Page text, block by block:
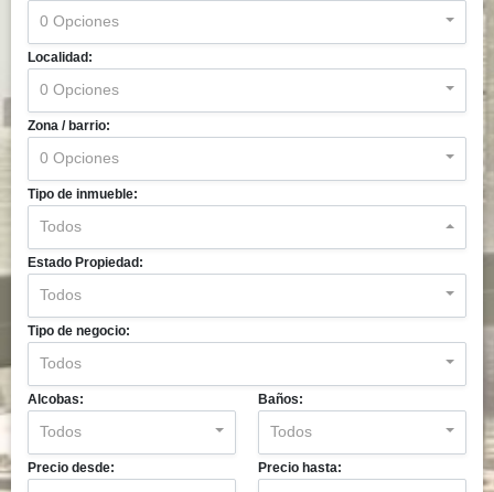
0 Opciones
Localidad:
0 Opciones
Zona / barrio:
0 Opciones
Tipo de inmueble:
Todos
Estado Propiedad:
Todos
Tipo de negocio:
Todos
Alcobas:
Todos
Baños:
Todos
Precio desde: Precio hasta: